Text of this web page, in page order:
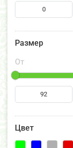
Размер
От
Цвет